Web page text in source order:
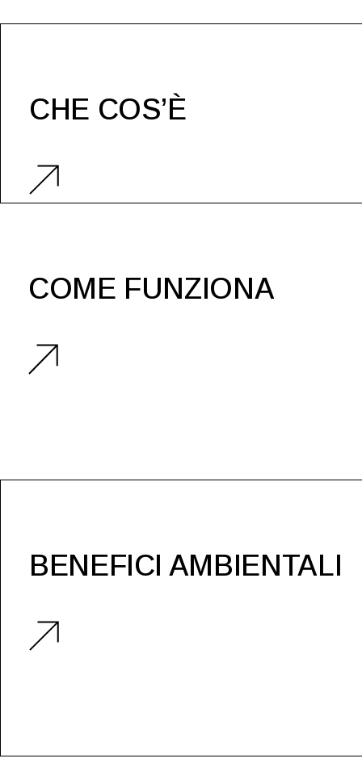
CHE COS’È
COME FUNZIONA
BENEFICI AMBIENTALI